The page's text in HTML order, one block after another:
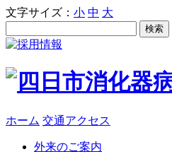
文字サイズ： 小 中 大
ホーム 交通アクセス
外来のご案内